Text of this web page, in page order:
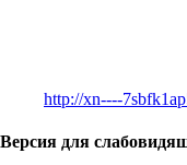
http://xn----
Версия для